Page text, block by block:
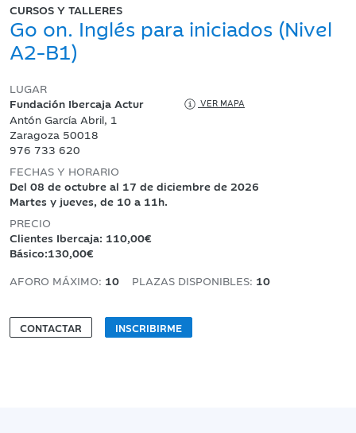
CURSOS Y TALLERES
Go on. Inglés para iniciados (Nivel
A2-B1)
LUGAR
Fundación Ibercaja Actur
VER MAPA
Antón García Abril, 1
Zaragoza 50018
976 733 620
FECHAS Y HORARIO
Del 08 de octubre al 17 de diciembre de 2026
Martes y jueves, de 10 a 11h.
PRECIO
Clientes Ibercaja: 110,00€
Básico:130,00€
AFORO MÁXIMO: 10 PLAZAS DISPONIBLES: 10
CONTACTAR INSCRIBIRME